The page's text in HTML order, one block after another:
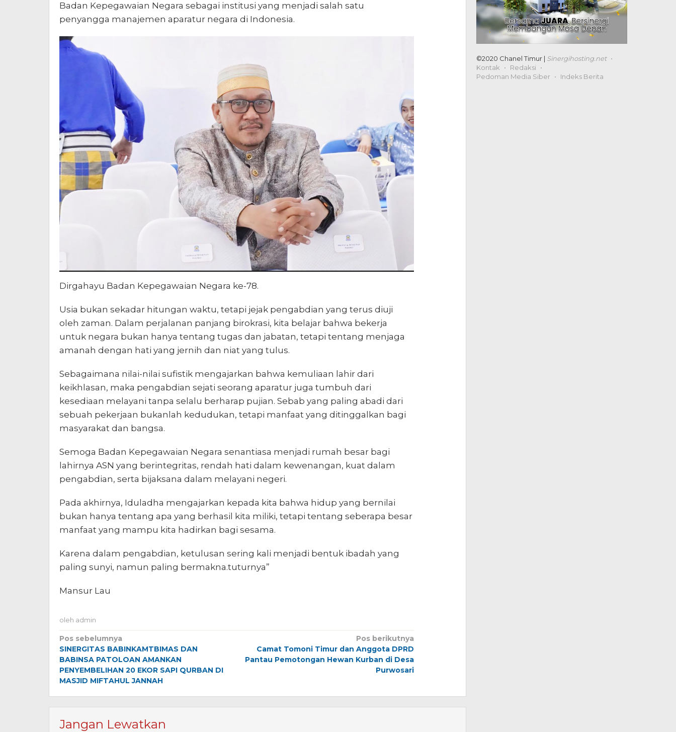
Badan Kepegawaian Negara sebagai institusi yang menjadi salah satu
penyangga manajemen aparatur negara di Indonesia.
Dirgahayu Badan Kepegawaian Negara ke-78.
Usia bukan sekadar hitungan waktu, tetapi jejak pengabdian yang terus diuji
oleh zaman. Dalam perjalanan panjang birokrasi, kita belajar bahwa bekerja
untuk negara bukan hanya tentang tugas dan jabatan, tetapi tentang menjaga
amanah dengan hati yang jernih dan niat yang tulus.
Sebagaimana nilai-nilai sufistik mengajarkan bahwa kemuliaan lahir dari
keikhlasan, maka pengabdian sejati seorang aparatur juga tumbuh dari
kesediaan melayani tanpa selalu berharap pujian. Sebab yang paling abadi dari
sebuah pekerjaan bukanlah kedudukan, tetapi manfaat yang ditinggalkan bagi
masyarakat dan bangsa.
Semoga Badan Kepegawaian Negara senantiasa menjadi rumah besar bagi
lahirnya ASN yang berintegritas, rendah hati dalam kewenangan, kuat dalam
pengabdian, serta bijaksana dalam melayani negeri.
Pada akhirnya, Iduladha mengajarkan kepada kita bahwa hidup yang bernilai
bukan hanya tentang apa yang berhasil kita miliki, tetapi tentang seberapa besar
manfaat yang mampu kita hadirkan bagi sesama.
Karena dalam pengabdian, ketulusan sering kali menjadi bentuk ibadah yang
paling sunyi, namun paling bermakna.tuturnya”
Mansur Lau
oleh admin
Navigasi
pos
Pos sebelumnya
SINERGITAS BABINKAMTBIMAS DAN
BABINSA PATOLOAN AMANKAN
PENYEMBELIHAN 20 EKOR SAPI QURBAN DI
MASJID MIFTAHUL JANNAH
Pos berikutnya
Camat Tomoni Timur dan Anggota DPRD
Pantau Pemotongan Hewan Kurban di Desa
Purwosari
Jangan Lewatkan
©2020 Chanel Timur | Sinergihosting.net
Kontak
Redaksi
Pedoman Media Siber
Indeks Berita